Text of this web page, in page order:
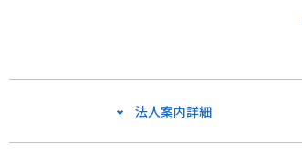
法人案内詳細